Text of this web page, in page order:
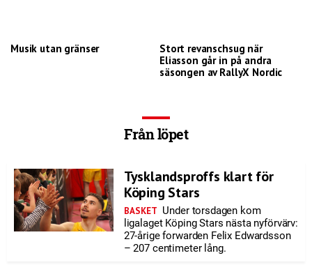
Musik utan gränser
Stort revanschsug när
Eliasson går in på andra
säsongen av RallyX Nordic
Från löpet
Tysklandsproffs klart för
Köping Stars
BASKET Under torsdagen kom
ligalaget Köping Stars nästa nyförvärv:
27-årige forwarden Felix Edwardsson
– 207 centimeter lång.